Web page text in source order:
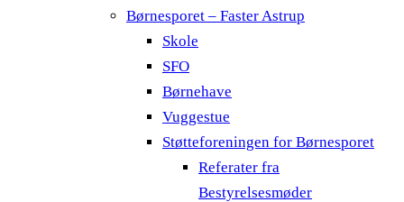
Børnesporet – Faster Astrup
Skole
SFO
Børnehave
Vuggestue
Støtteforeningen for Børnesporet
Referater fra
Bestyrelsesmøder